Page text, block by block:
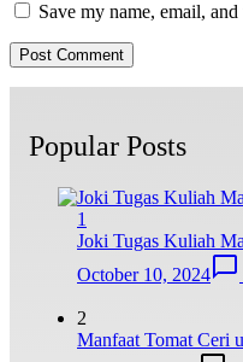
Save my name, email,
Popular Posts
1
Joki Tugas Kuliah
October 10, 2024
2
Manfaat Tomat Ceri